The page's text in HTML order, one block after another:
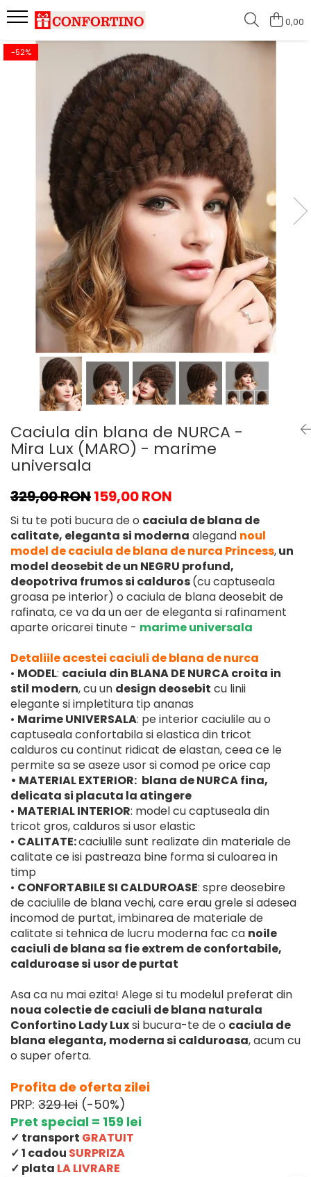
0,00
Caciula din blana de NURCA -
Mira Lux (MARO) - marime
universala
-52%
329,00 RON159,00 RON
Si tu te poti bucura de o caciula de blana de
calitate, eleganta si moderna alegand noul
model de caciula de blana de nurca Princess,un
model deosebit de un NEGRU profund,
deopotriva frumossi calduros(cu captuseala
groasa pe interior) o caciula de blana deosebit de
rafinata, ce va da un aer de eleganta si rafinament
aparte oricarei tinute - marime universala
Detaliile acestei caciuli de blana de nurca
• MODEL: caciula din BLANA DE NURCA ​​​​croita in
stil modern, cu un design deosebit cu linii
elegante si impletitura tip ananas
• Marime UNIVERSALA: pe interior caciulile au o
captuseala confortabila si elastica din tricot
calduros cu continut ridicat de elastan, ceea ce le
permite sa se aseze usor si comod pe orice cap
• MATERIAL EXTERIOR: blana de NURCA fina,
delicata si placuta la atingere
• MATERIAL INTERIOR: model cu captuseala din
tricot gros, calduros si usor elastic
• CALITATE:caciulile sunt realizate din materiale de
calitate ce isi pastreaza bine forma si culoarea in
timp
• CONFORTABILE SI CALDUROASE: spre deosebire
de caciulile de blana vechi, care erau grele si adesea
incomod de purtat, imbinarea de materiale de
calitate si tehnica de lucru moderna fac ca noile
caciuli de blana sa fie extrem de confortabile,
calduroase si usor de purtat
Asa ca nu mai ezita! Alege si tu modelul preferat din
noua colectie de caciuli de blana naturala
Confortino Lady Luxsi bucura-te de o caciula de
blana eleganta, moderna si calduroasa, acum cu
o super oferta.
Profita de oferta zilei
PRP: 329 lei (-50%)
Pret special = 159 lei
✓ transport GRATUIT
✓ 1 cadou SURPRIZA
✓ plata LA LIVRARE